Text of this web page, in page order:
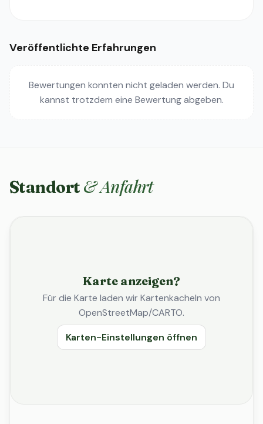
Veröffentlichte Erfahrungen
Bewertungen konnten nicht geladen werden. Du
kannst trotzdem eine Bewertung abgeben.
Standort & Anfahrt
Karte anzeigen?
Für die Karte laden wir Kartenkacheln von
OpenStreetMap/CARTO.
Karten-Einstellungen öffnen